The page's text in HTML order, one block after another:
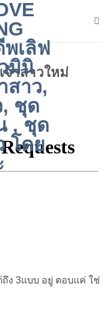
าสาวใหม่
ง 3แบบ อยู่ ตอบแค่ ใช่